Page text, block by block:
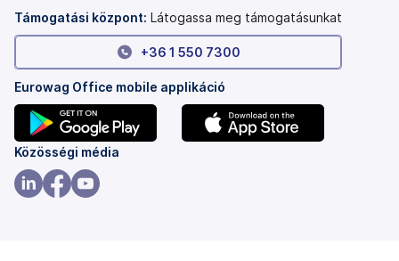
Támogatási központ: Látogassa meg támogatásunkat
+36 1 550 7300
Eurowag Office mobile applikáció
(új
lapon
nyílik
Közösségi média